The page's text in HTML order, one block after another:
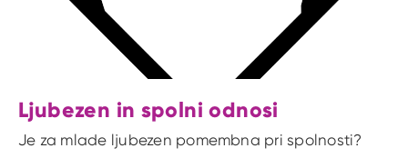
Ljubezen in spolni odnosi
Je za mlade ljubezen pomembna pri spolnosti?